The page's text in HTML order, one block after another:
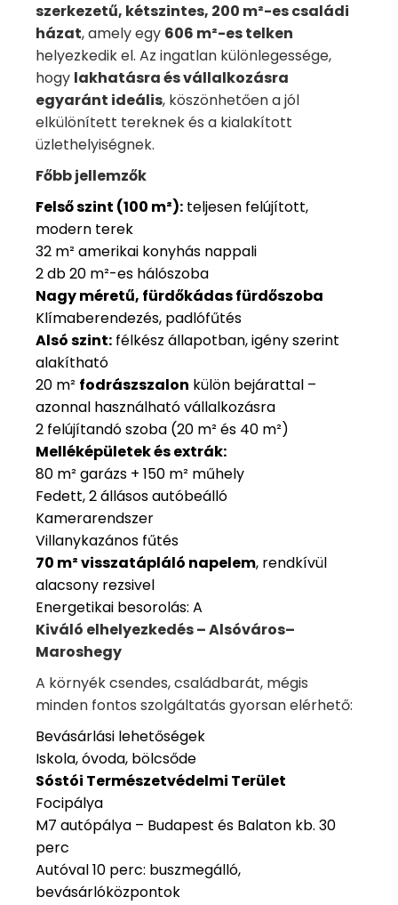
szerkezetű, kétszintes, 200 m²-es családi
házat, amely egy 606 m²-es telken
helyezkedik el. Az ingatlan különlegessége,
hogy lakhatásra és vállalkozásra
egyaránt ideális, köszönhetően a jól
elkülönített tereknek és a kialakított
üzlethelyiségnek.
Főbb jellemzők
Felső szint (100 m²): teljesen felújított,
modern terek
32 m² amerikai konyhás nappali
2 db 20 m²-es hálószoba
Nagy méretű, fürdőkádas fürdőszoba
Klímaberendezés, padlófűtés
Alsó szint: félkész állapotban, igény szerint
alakítható
20 m² fodrászszalon külön bejárattal –
azonnal használható vállalkozásra
2 felújítandó szoba (20 m² és 40 m²)
Melléképületek és extrák:
80 m² garázs + 150 m² műhely
Fedett, 2 állásos autóbeálló
Kamerarendszer
Villanykazános fűtés
70 m² visszatápláló napelem, rendkívül
alacsony rezsivel
Energetikai besorolás: A
Kiváló elhelyezkedés – Alsóváros–
Maroshegy
A környék csendes, családbarát, mégis
minden fontos szolgáltatás gyorsan elérhető:
Bevásárlási lehetőségek
Iskola, óvoda, bölcsőde
Sóstói Természetvédelmi Terület
Focipálya
M7 autópálya – Budapest és Balaton kb. 30
perc
Autóval 10 perc: buszmegálló,
bevásárlóközpontok